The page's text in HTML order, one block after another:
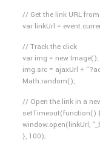
// Get the link URL
var linkUrl =
// Track the click
var img = new Image();
img.src = ajaxUrl +
Math.random();
// Open the link in a
setTimeout(function() {
window.open(linkUrl,
}, 100);